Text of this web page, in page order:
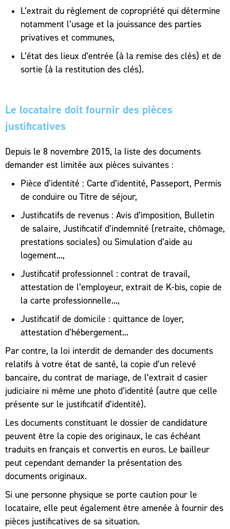
L’extrait du règlement de copropriété qui détermine
notamment l’usage et la jouissance des parties
privatives et communes,
L’état des lieux d’entrée (à la remise des clés) et de
sortie (à la restitution des clés).
Le locataire doit fournir des pièces
justificatives
Depuis le 8 novembre 2015, la liste des documents
demander est limitée aux pièces suivantes :
Pièce d’identité : Carte d’identité, Passeport, Permis
de conduire ou Titre de séjour,
Justificatifs de revenus : Avis d’imposition, Bulletin
de salaire, Justificatif d’indemnité (retraite, chômage,
prestations sociales) ou Simulation d’aide au
logement...,
Justificatif professionnel : contrat de travail,
attestation de l’employeur, extrait de K-bis, copie de
la carte professionnelle...,
Justificatif de domicile : quittance de loyer,
attestation d’hébergement...
Par contre, la loi interdit de demander des documents
relatifs à votre état de santé, la copie d’un relevé
bancaire, du contrat de mariage, de l’extrait d casier
judiciaire ni même une photo d’identité (autre que celle
présente sur le justificatif d’identité).
Les documents constituant le dossier de candidature
peuvent être la copie des originaux, le cas échéant
traduits en français et convertis en euros. Le bailleur
peut cependant demander la présentation des
documents originaux.
Si une personne physique se porte caution pour le
locataire, elle peut également être amenée à fournir des
pièces justificatives de sa situation.